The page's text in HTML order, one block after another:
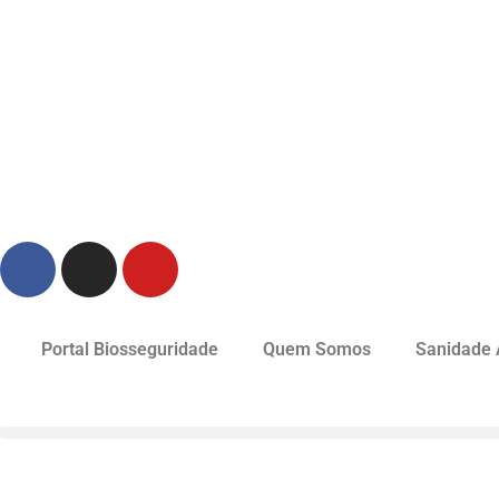
Portal Biosseguridade Quem Somos Sanidade